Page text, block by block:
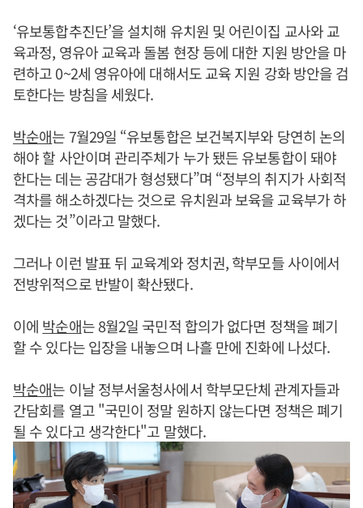
‘유보통합추진단’을 설치해 유치원 및 어린이집 교사와 교
육과정, 영유아 교육과 돌봄 현장 등에 대한 지원 방안을 마
련하고 0~2세 영유아에 대해서도 교육 지원 강화 방안을 검
토한다는 방침을 세웠다.
박순애는 7월29일 “유보통합은 보건복지부와 당연히 논의
해야 할 사안이며 관리주체가 누가 됐든 유보통합이 돼야
한다는 데는 공감대가 형성됐다”며 “정부의 취지가 사회적
격차를 해소하겠다는 것으로 유치원과 보육을 교육부가 하
겠다는 것”이라고 말했다.
그러나 이런 발표 뒤 교육계와 정치권, 학부모들 사이에서
전방위적으로 반발이 확산됐다.
이에 박순애는 8월2일 국민적 합의가 없다면 정책을 폐기
할 수 있다는 입장을 내놓으며 나흘 만에 진화에 나섰다.
박순애는 이날 정부서울청사에서 학부모단체 관계자들과
간담회를 열고 "국민이 정말 원하지 않는다면 정책은 폐기
될 수 있다고 생각한다"고 말했다.